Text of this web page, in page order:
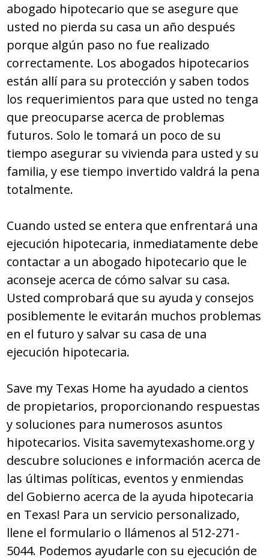
abogado hipotecario que se asegure que
usted no pierda su casa un año después
porque algún paso no fue realizado
correctamente. Los abogados hipotecarios
están allí para su protección y saben todos
los requerimientos para que usted no tenga
que preocuparse acerca de problemas
futuros. Solo le tomará un poco de su
tiempo asegurar su vivienda para usted y su
familia, y ese tiempo invertido valdrá la pena
totalmente.
Cuando usted se entera que enfrentará una
ejecución hipotecaria, inmediatamente debe
contactar a un abogado hipotecario que le
aconseje acerca de cómo salvar su casa.
Usted comprobará que su ayuda y consejos
posiblemente le evitarán muchos problemas
en el futuro y salvar su casa de una
ejecución hipotecaria.
Save my Texas Home ha ayudado a cientos
de propietarios, proporcionando respuestas
y soluciones para numerosos asuntos
hipotecarios. Visita savemytexashome.org y
descubre soluciones e información acerca de
las últimas políticas, eventos y enmiendas
del Gobierno acerca de la ayuda hipotecaria
en Texas! Para un servicio personalizado,
llene el formulario o llámenos al 512-271-
5044. Podemos ayudarle con su ejecución de